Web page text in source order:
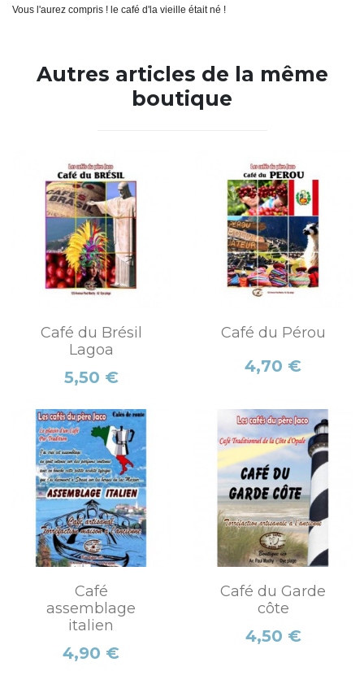
Vous l'aurez compris ! le café d'la vieille était né !
Autres articles de la même
boutique
Café du Brésil
Lagoa
Prix
5,50 €
Café du Pérou
Prix
4,70 €
Café
assemblage
italien
Prix
4,90 €
Café du Garde
côte
Prix
4,50 €